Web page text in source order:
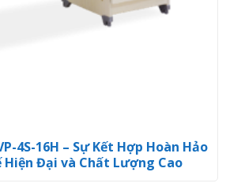
4S-16H – Sự Kết Hợp Hoàn Hảo
Hiện Đại và Chất Lượng Cao